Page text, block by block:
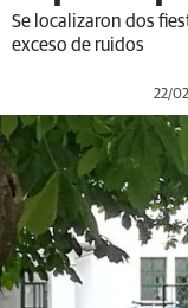
Se localizaron dos
exceso de ruidos
22/